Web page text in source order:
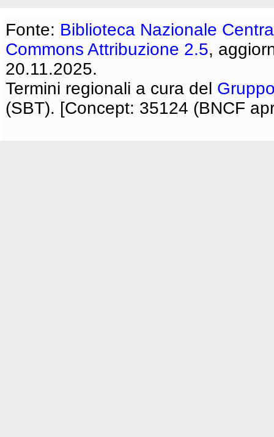
Fonte: Biblioteca Nazionale
Commons Attribuzione 2.5,
20.11.2025.
Termini regionali a cura del
(SBT). [Concept: 35124 (BNCF